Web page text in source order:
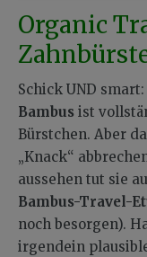
Organic
Schick UND
Bambus ist
Bürstchen. Aber
„Knack“
aussehen tut sie
Bambus-Travel-
noch besorgen).
irgendein